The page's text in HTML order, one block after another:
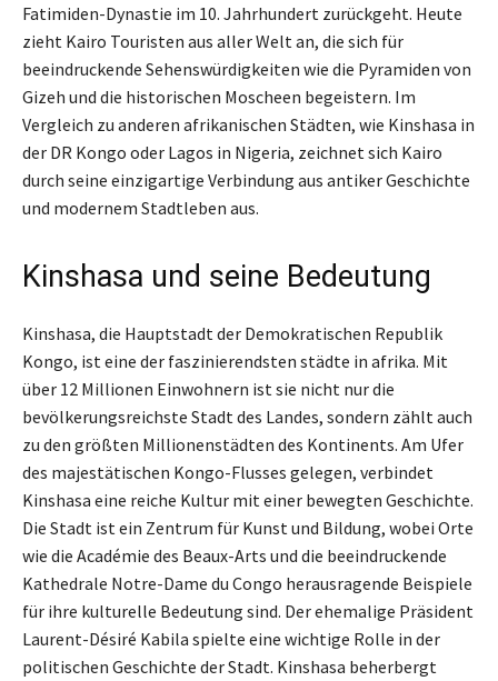
Fatimiden-Dynastie im 10. Jahrhundert zurückgeht. Heute
zieht Kairo Touristen aus aller Welt an, die sich für
beeindruckende Sehenswürdigkeiten wie die Pyramiden von
Gizeh und die historischen Moscheen begeistern. Im
Vergleich zu anderen afrikanischen Städten, wie Kinshasa in
der DR Kongo oder Lagos in Nigeria, zeichnet sich Kairo
durch seine einzigartige Verbindung aus antiker Geschichte
und modernem Stadtleben aus.
Kinshasa und seine Bedeutung
Kinshasa, die Hauptstadt der Demokratischen Republik
Kongo, ist eine der faszinierendsten städte in afrika. Mit
über 12 Millionen Einwohnern ist sie nicht nur die
bevölkerungsreichste Stadt des Landes, sondern zählt auch
zu den größten Millionenstädten des Kontinents. Am Ufer
des majestätischen Kongo-Flusses gelegen, verbindet
Kinshasa eine reiche Kultur mit einer bewegten Geschichte.
Die Stadt ist ein Zentrum für Kunst und Bildung, wobei Orte
wie die Académie des Beaux-Arts und die beeindruckende
Kathedrale Notre-Dame du Congo herausragende Beispiele
für ihre kulturelle Bedeutung sind. Der ehemalige Präsident
Laurent-Désiré Kabila spielte eine wichtige Rolle in der
politischen Geschichte der Stadt. Kinshasa beherbergt